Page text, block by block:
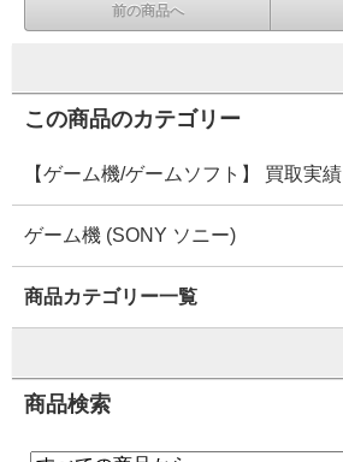
前の商品へ
この商品のカテゴリー
【ゲーム機/ゲームソフト】 買取実績
ゲーム機 (SONY ソニー)
商品カテゴリー一覧
商品検索